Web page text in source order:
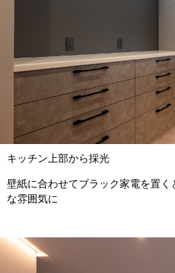
キッチン上部から採光
壁紙に合わせてブラック家電を置く
な雰囲気に